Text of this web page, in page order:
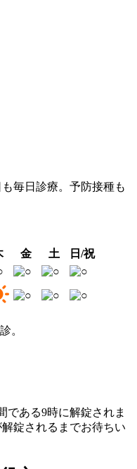
毎日診療。予防接種も
金 土
日/祝
。
ある9時に解錠されま
錠されるまでお待ちい